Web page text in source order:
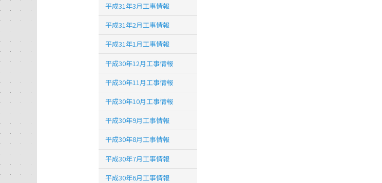
平成31年3月工事情報
平成31年2月工事情報
平成31年1月工事情報
平成30年12月工事情報
平成30年11月工事情報
平成30年10月工事情報
平成30年9月工事情報
平成30年8月工事情報
平成30年7月工事情報
平成30年6月工事情報